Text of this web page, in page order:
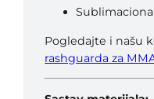
Pogledajte i našu
rashguarda za